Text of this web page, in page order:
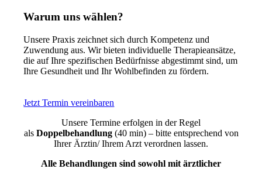
Warum uns wählen?
Unsere Praxis zeichnet sich durch Kompetenz und
Zuwendung aus. Wir bieten individuelle Therapieansätze,
die auf Ihre spezifischen Bedürfnisse abgestimmt sind, um
Ihre Gesundheit und Ihr Wohlbefinden zu fördern.
Jetzt Termin vereinbaren
Unsere Termine erfolgen in der Regel
als Doppelbehandlung(40 min) – bitte entsprechend von
Ihrer Ärztin/ Ihrem Arzt verordnen lassen.
Alle Behandlungen sind sowohl mit ärztlicher